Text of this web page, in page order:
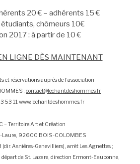
20 € – adhérents 15 €
étudiants, chômeurs 10€
2017 : à partir de 10 €
LIGNE DÈS MAINTENANT
et réservations auprès de l’association
: contact@lechantdeshommes.fr
53 11 www.lechantdeshommes.fr
– Territoire Art et Création
Laure, 92600 BOIS-COLOMBES
(dir. Asnières-Genevilliers), arrêt Les Agnettes ;
de St. Lazare, direction Ermont-Eaubonne,